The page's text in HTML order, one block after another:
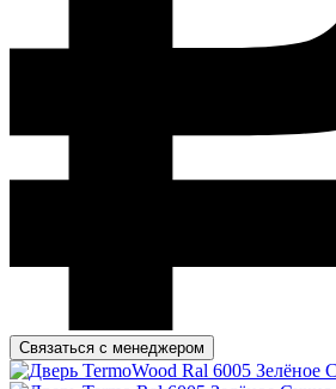
Связаться с менеджером